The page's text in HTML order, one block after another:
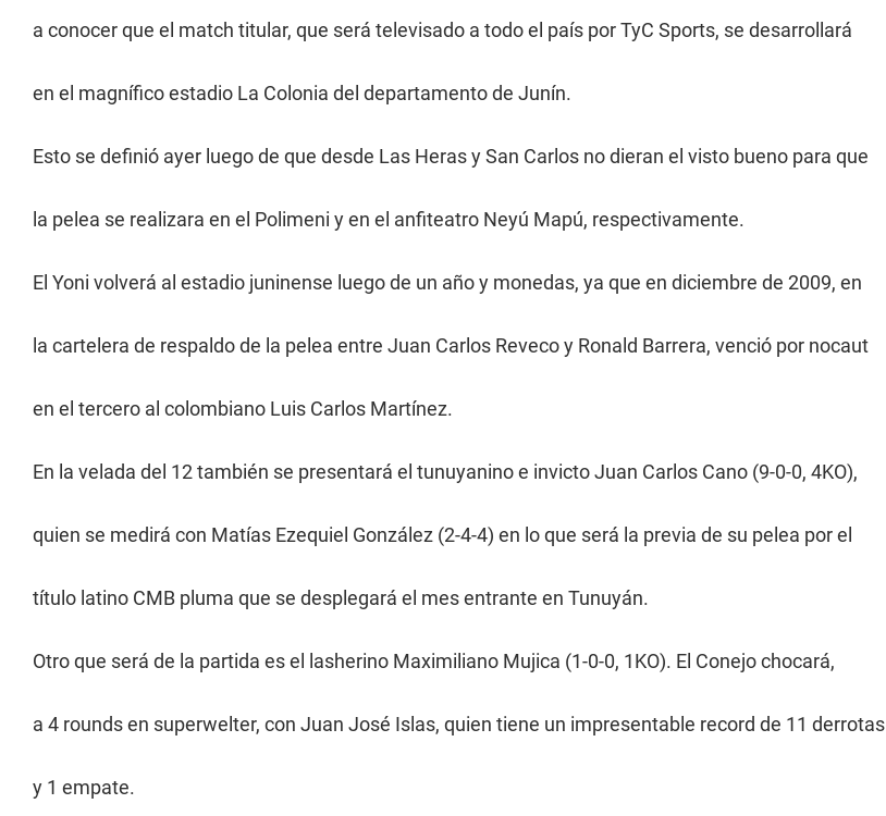
a conocer que el match titular, que será televisado a todo el país por TyC Sports, se desarrollará
en el magnífico estadio La Colonia del departamento de Junín.
Esto se definió ayer luego de que desde Las Heras y San Carlos no dieran el visto bueno para que
la pelea se realizara en el Polimeni y en el anfiteatro Neyú Mapú, respectivamente.
El Yoni volverá al estadio juninense luego de un año y monedas, ya que en diciembre de 2009, en
la cartelera de respaldo de la pelea entre Juan Carlos Reveco y Ronald Barrera, venció por nocaut
en el tercero al colombiano Luis Carlos Martínez.
En la velada del 12 también se presentará el tunuyanino e invicto Juan Carlos Cano (9-0-0, 4KO),
quien se medirá con Matías Ezequiel González (2-4-4) en lo que será la previa de su pelea por el
título latino CMB pluma que se desplegará el mes entrante en Tunuyán.
Otro que será de la partida es el lasherino Maximiliano Mujica (1-0-0, 1KO). El Conejo chocará,
a 4 rounds en superwelter, con Juan José Islas, quien tiene un impresentable record de 11 derrotas
y 1 empate.